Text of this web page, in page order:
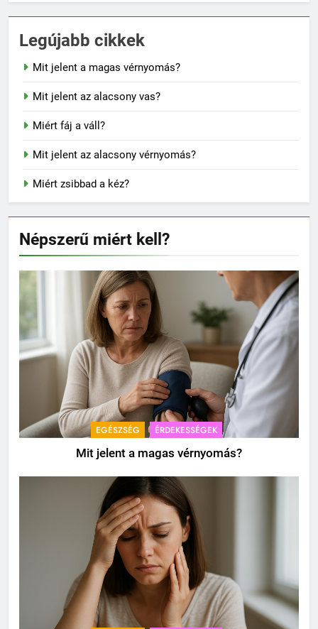
Legújabb cikkek
Mit jelent a magas vérnyomás?
Mit jelent az alacsony vas?
Miért fáj a váll?
Mit jelent az alacsony vérnyomás?
Miért zsibbad a kéz?
Népszerű miért kell?
EGÉSZSÉG ÉRDEKESSÉGEK
Mit jelent a magas vérnyomás?